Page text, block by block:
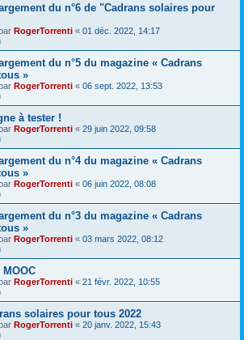
du n°6 de "Cadrans solaires pour
RogerTorrenti « 01 déc. 2022, 14:17
du n°5 du magazine « Cadrans
»
RogerTorrenti « 06 sept. 2022, 13:53
à tester !
RogerTorrenti « 29 juin 2022, 09:58
du n°4 du magazine « Cadrans
»
RogerTorrenti « 06 juin 2022, 08:08
du n°3 du magazine « Cadrans
»
RogerTorrenti « 03 mars 2022, 08:12
RogerTorrenti « 21 févr. 2022, 10:55
solaires pour tous 2022
RogerTorrenti « 20 janv. 2022, 15:43